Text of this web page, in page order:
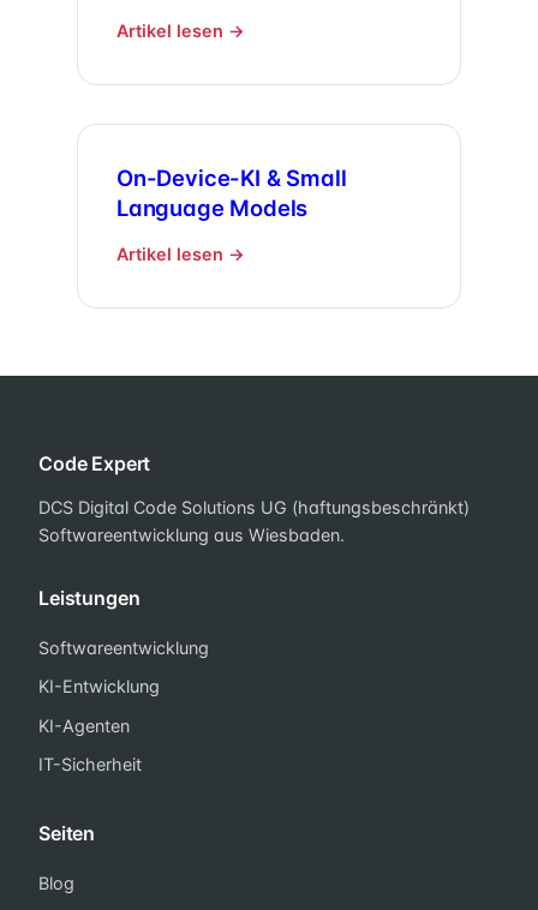
Artikel lesen →
On-Device-KI & Small
Language Models
Artikel lesen →
Code Expert
DCS Digital Code Solutions UG (haftungsbeschränkt)
Softwareentwicklung aus Wiesbaden.
Leistungen
Softwareentwicklung
KI-Entwicklung
KI-Agenten
IT-Sicherheit
Seiten
Blog